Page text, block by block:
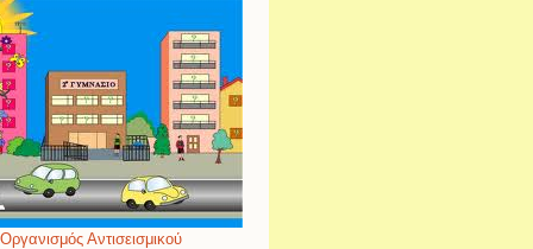
Οργανισμός Αντισεισμικού